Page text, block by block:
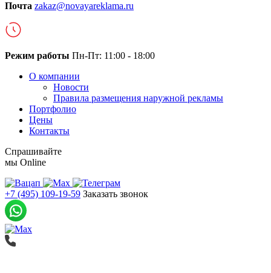
Почта zakaz@novayareklama.ru
Режим работы Пн-Пт: 11:00 - 18:00
О компании
Новости
Правила размещения наружной рекламы
Портфолио
Цены
Контакты
Спрашивайте
мы Online
+7 (495) 109-19-59 Заказать звонок